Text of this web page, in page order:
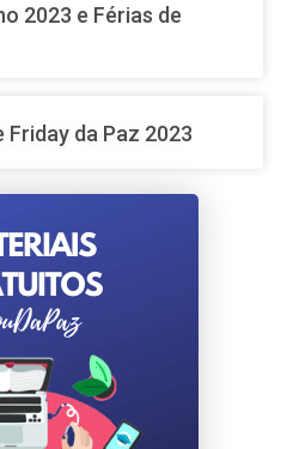
2023 e Férias de
Friday da Paz 2023